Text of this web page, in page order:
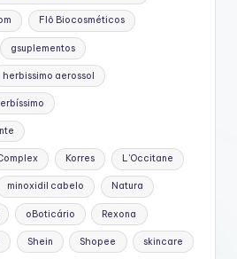
Flô Biocosméticos
gsuplementos
herbissimo aerossol
Korres L'Occitane
minoxidil cabelo Natura
oBoticário Rexona
Shein Shopee skincare